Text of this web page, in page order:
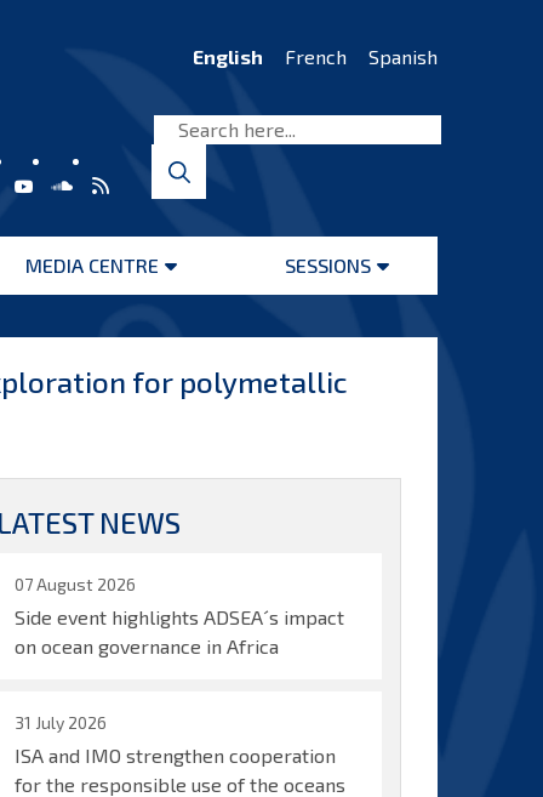
English French Spanish
MEDIA CENTRE
Open
SESSIONS
Open
for polymetallic
LATEST NEWS
07 August 2026
Side event highlights ADSEA´s impact
on ocean governance in Africa
31 July 2026
ISA and IMO strengthen cooperation
for the responsible use of the oceans